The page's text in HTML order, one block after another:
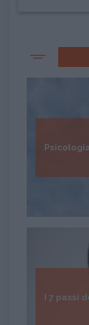
I 7 passi